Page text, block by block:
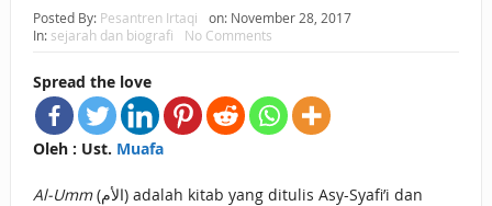
HUKUM MEMBAYAR ZAKAT KEPADA KERABAT SENDIRI
Posted By: Pesantren Irtaqi on: November 28, 2017
In: sejarah dan biografi No Comments
Spread the love
Oleh : Ust. Muafa
Al-Umm(الأم) adalah kitab yang ditulis Asy-Syafi’i dan